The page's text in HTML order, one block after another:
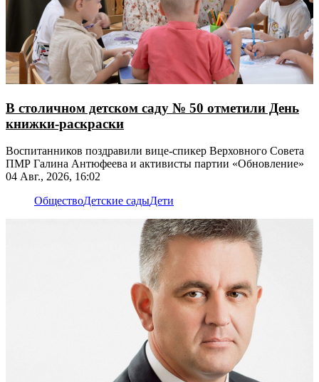
В столичном детском саду № 50 отметили День
книжки-раскраски
Воспитанников поздравили вице-спикер Верховного Совета
ПМР Галина Антюфеева и активисты партии «Обновление»
04 Авг., 2026, 16:02
ОбществоДетские садыДети